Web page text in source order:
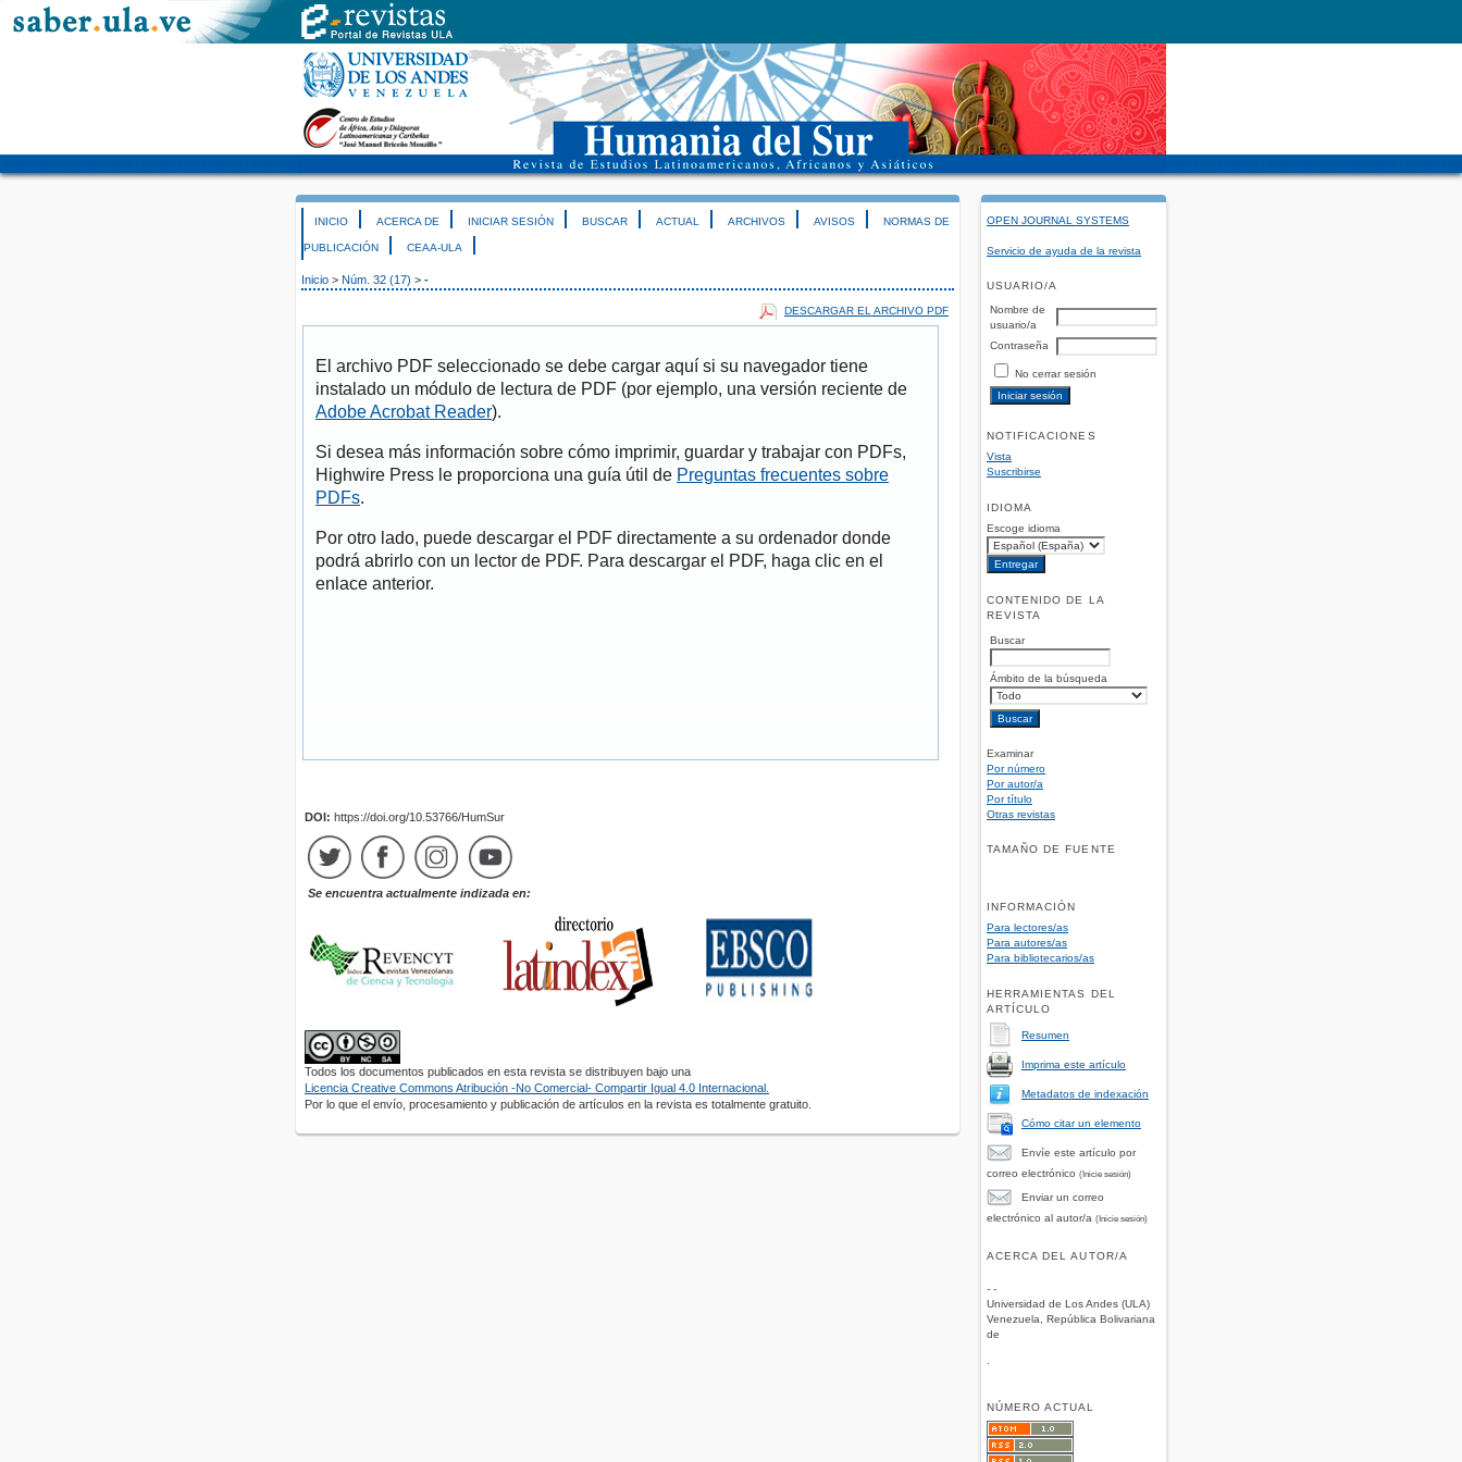
OPEN JOURNAL SYSTEMS
Servicio de ayuda de la revista
USUARIO/A
Nombre de
usuario/a
Contraseña
No cerrar sesión
NOTIFICACIONES
Vista
Suscribirse
IDIOMA
Escoge idioma
CONTENIDO DE LA
REVISTA
Buscar
Ámbito de la búsqueda
Examinar
Por número
Por autor/a
Por título
Otras revistas
TAMAÑO DE FUENTE
INFORMACIÓN
Para lectores/as
Para autores/as
Para bibliotecarios/as
HERRAMIENTAS DEL
ARTÍCULO
Resumen
Imprima este artículo
Metadatos de indexación
Cómo citar un elemento
Envíe este artículo por
correo electrónico (Inicie sesión)
Enviar un correo
electrónico al autor/a (Inicie sesión)
ACERCA DEL AUTOR/A
- -
Universidad de Los Andes (ULA)
Venezuela, República Bolivariana
de
.
NÚMERO ACTUAL
INICIO ACERCA DE INICIAR SESIÓN BUSCAR ACTUAL ARCHIVOS AVISOS NORMAS DE
PUBLICACIÓN CEAA-ULA
Inicio > Núm. 32 (17) > -
DESCARGAR EL ARCHIVO PDF
El archivo PDF seleccionado se debe cargar aquí si su navegador tiene
instalado un módulo de lectura de PDF (por ejemplo, una versión reciente de
Adobe Acrobat Reader).
Si desea más información sobre cómo imprimir, guardar y trabajar con PDFs,
Highwire Press le proporciona una guía útil de Preguntas frecuentes sobre
PDFs.
Por otro lado, puede descargar el PDF directamente a su ordenador donde
podrá abrirlo con un lector de PDF. Para descargar el PDF, haga clic en el
enlace anterior.
DOI: https://doi.org/10.53766/HumSur
Se encuentra actualmente indizada en:
Todos los documentos publicados en esta revista se distribuyen bajo una
Licencia Creative Commons Atribución -No Comercial- Compartir Igual 4.0 Internacional.
Por lo que el envío, procesamiento y publicación de artículos en la revista es totalmente gratuito.